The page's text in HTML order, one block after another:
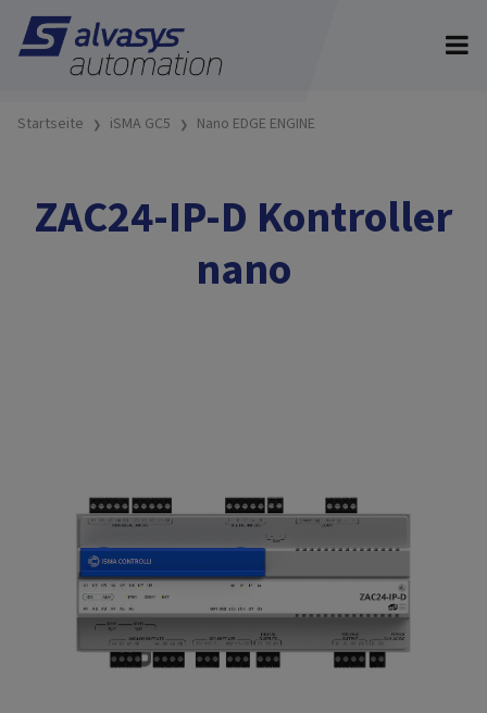
Startseite iSMA GC5 Nano EDGE ENGINE
ZAC24-IP-D Kontroller
nano